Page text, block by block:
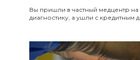
Вы пришли в частный медцентр
диагностику, а ушли с кредитным